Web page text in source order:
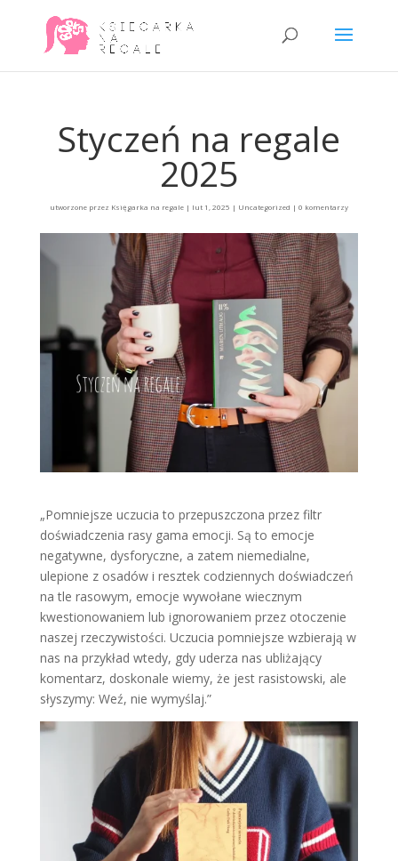
Styczeń na regale
2025
utworzone przez Księgarka na regale| lut 1, 2025 | Uncategorized | 0 komentarzy
„Pomniejsze uczucia to przepuszczona przez filtr
doświadczenia rasy gama emocji. Są to emocje
negatywne, dysforyczne, a zatem niemedialne,
ulepione z osadów i resztek codziennych doświadczeń
na tle rasowym, emocje wywołane wiecznym
kwestionowaniem lub ignorowaniem przez otoczenie
naszej rzeczywistości. Uczucia pomniejsze wzbierają w
nas na przykład wtedy, gdy uderza nas ubliżający
komentarz, doskonale wiemy, że jest rasistowski, ale
słyszymy: Weź, nie wymyślaj.”